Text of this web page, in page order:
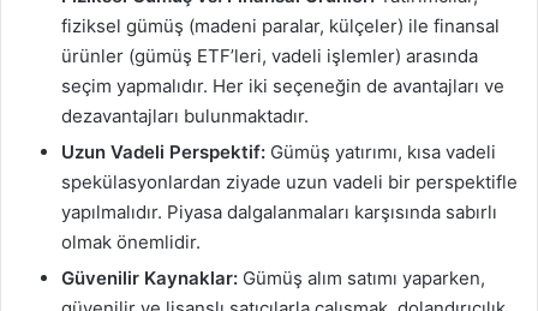
fiziksel gümüş (madeni paralar, külçeler) ile finansal
ürünler (gümüş ETF’leri, vadeli işlemler) arasında
seçim yapmalıdır. Her iki seçeneğin de avantajları ve
dezavantajları bulunmaktadır.
Uzun Vadeli Perspektif: Gümüş yatırımı, kısa vadeli
spekülasyonlardan ziyade uzun vadeli bir perspektifle
yapılmalıdır. Piyasa dalgalanmaları karşısında sabırlı
olmak önemlidir.
Güvenilir Kaynaklar: Gümüş alım satımı yaparken,